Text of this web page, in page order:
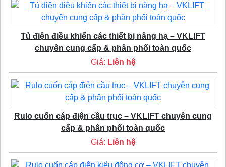
Tủ điện điều khiển các thiết bị nâng hạ – VKLIFT
chuyên cung cấp & phân phối toàn quốc
Giá: Liên hệ
Rulo cuốn cáp điện cầu trục – VKLIFT chuyên cung
cấp & phân phối toàn quốc
Giá: Liên hệ